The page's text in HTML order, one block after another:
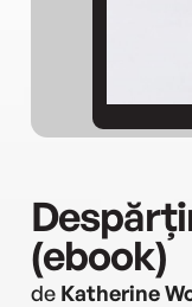
(ebook)
de Katherine